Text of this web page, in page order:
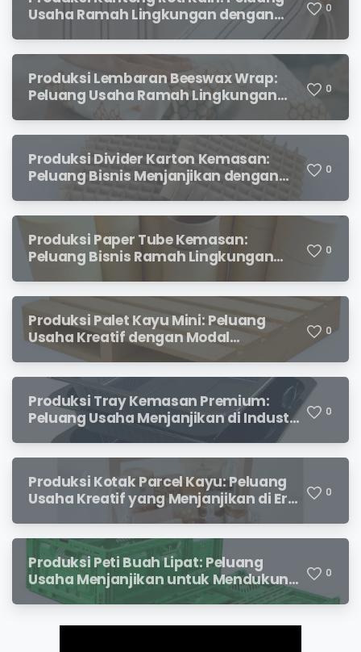
Usaha Ramah Lingkungan dengan
0
Produksi Lembaran Beeswax Wrap:
Peluang Usaha Ramah Lingkungan
yang Menjanjikan
0
Produksi Divider Karton Kemasan:
Peluang Bisnis Menjanjikan dengan
Permintaan yang Terus Meningkat
0
Produksi Paper Tube Kemasan:
Peluang Bisnis Ramah Lingkungan
0
Produksi Palet Kayu Mini: Peluang
Usaha Kreatif dengan Modal
Terjangkau dan Potensi Keuntungan
0
Produksi Tray Kemasan Premium:
Peluang Usaha Menjanjikan di Industri
Packaging Modern
0
Produksi Kotak Parcel Kayu: Peluang
Usaha Kreatif yang Menjanjikan di Era
Kemasan Premium
0
Produksi Peti Buah Lipat: Peluang
Usaha Menjanjikan untuk Mendukung
Distribusi Hasil Pertanian
0